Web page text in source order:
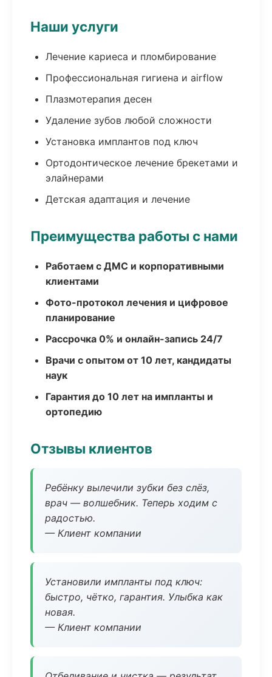
Наши услуги
Лечение кариеса и пломбирование
Профессиональная гигиена и airflow
Плазмотерапия десен
Удаление зубов любой сложности
Установка имплантов под ключ
Ортодонтическое лечение брекетами и
элайнерами
Детская адаптация и лечение
Преимущества работы с нами
Работаем с ДМС и корпоративными
клиентами
Фото-протокол лечения и цифровое
планирование
Рассрочка 0% и онлайн-запись 24/7
Врачи с опытом от 10 лет, кандидаты
наук
Гарантия до 10 лет на импланты и
ортопедию
Отзывы клиентов
Ребёнку вылечили зубки без слёз,
врач — волшебник. Теперь ходим с
радостью.
— Клиент компании
Установили импланты под ключ:
быстро, чётко, гарантия. Улыбка как
новая.
— Клиент компании